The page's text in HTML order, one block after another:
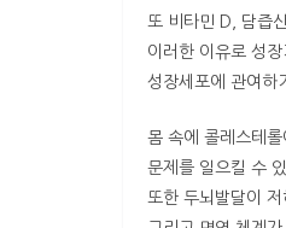
또 비타민 D, 담즙
이러한 이유로 성
성장세포에 관여하
몸 속에 콜레스테
문제를 일으킬 수
또한 두뇌발달이